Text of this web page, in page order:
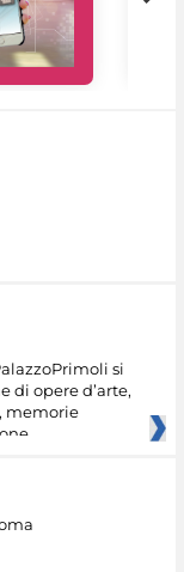
si
di opere d’arte,
memorie